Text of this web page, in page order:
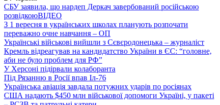
СБУ заявила, що нардеп Деркач завербований російською
розвідкоюВІДЕО
З 1 вересня в українських школах планують розпочати
переважно очне навчання – ОП
Українські військові вийшли з Сєвєродонецька – журналіст
Кремль відреагував на кандидатство України в ЄС: “головне,
аби не було проблем для РФ”
У Херсоні підірвали колаборанта
Під Рязанню в Росії впав Іл-76
Українська авіація завдала потужних ударів по росіянах
США надають $450 млн військової допомоги Україні, у пакеті